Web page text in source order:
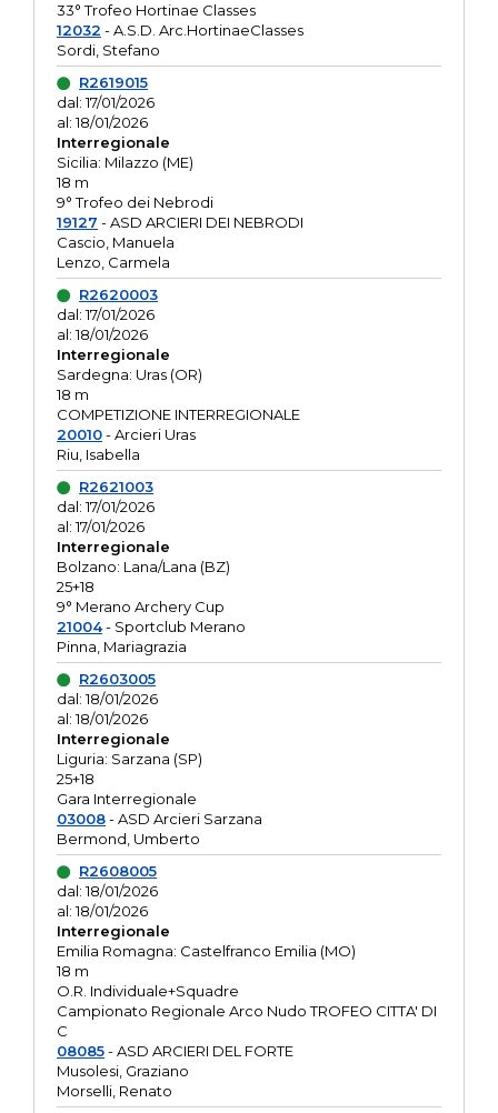
33° Trofeo Hortinae Classes
12032 - A.S.D. Arc.HortinaeClasses
Sordi, Stefano
R2619015
dal: 17/01/2026
al: 18/01/2026
Interregionale
Sicilia: Milazzo (ME)
18 m
9° Trofeo dei Nebrodi
19127 - ASD ARCIERI DEI NEBRODI
Cascio, Manuela
Lenzo, Carmela
R2620003
dal: 17/01/2026
al: 18/01/2026
Interregionale
Sardegna: Uras (OR)
18 m
COMPETIZIONE INTERREGIONALE
20010- Arcieri Uras
Riu, Isabella
R2621003
dal: 17/01/2026
al: 17/01/2026
Interregionale
Bolzano: Lana/Lana (BZ)
25+18
9° Merano Archery Cup
21004- Sportclub Merano
Pinna, Mariagrazia
R2603005
dal: 18/01/2026
al: 18/01/2026
Interregionale
Liguria: Sarzana (SP)
25+18
Gara Interregionale
03008- ASD Arcieri Sarzana
Bermond, Umberto
R2608005
dal: 18/01/2026
al: 18/01/2026
Interregionale
Emilia Romagna: Castelfranco Emilia (MO)
18 m
O.R. Individuale+Squadre
Campionato Regionale Arco Nudo TROFEO CITTA' DI
C
08085- ASD ARCIERI DEL FORTE
Musolesi, Graziano
Morselli, Renato